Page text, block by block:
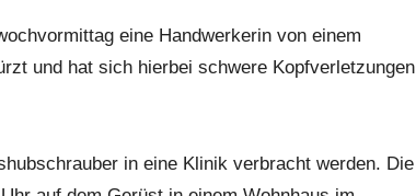
eine Handwerkerin von einem
und hat sich hierbei schwere Kopfverletzungen
in eine Klinik verbracht werden. Die